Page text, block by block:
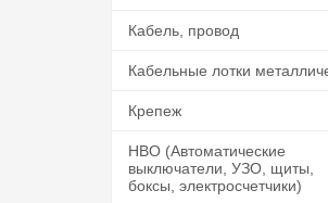
Кабель, провод
Кабельные лотки
Крепеж
НВО (Автоматические
выключатели, УЗО, щиты,
боксы, электросчетчики)